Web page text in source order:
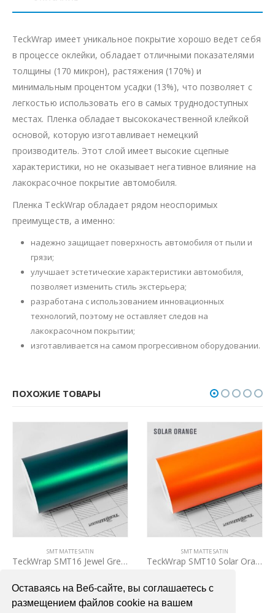
Оставаясь на Веб-сайте, вы соглашаетесь с
размещением файлов cookie на вашем
TeckWrap имеет уникальное покрытие хорошо ведет себя
в процессе оклейки, обладает отличными показателями
толщины (170 микрон), растяжения (170%) и
минимальным процентом усадки (13%), что позволяет с
легкостью использовать его в самых труднодоступных
местах. Пленка обладает высококачественной клейкой
основой, которую изготавливает немецкий
производитель. Этот слой имеет высокие сцепные
характеристики, но не оказывает негативное влияние на
лакокрасочное покрытие автомобиля.
Пленка TeckWrap обладает рядом неоспоримых
преимуществ, а именно:
надежно защищает поверхность автомобиля от пыли и
грязи;
улучшает эстетические характеристики автомобиля,
позволяет изменить стиль экстерьера;
разработана с использованием инновационных
технологий, поэтому не оставляет следов на
лакокрасочном покрытии;
изготавливается на самом прогрессивном оборудовании.
ПОХОЖИЕ ТОВАРЫ
SMT MATTE SATIN
TeckWrap SMT16 Jewel Green
В КОРЗИНУ
SMT MATTE SATIN
TeckWrap SMT10 Solar Orange
В КОРЗИНУ